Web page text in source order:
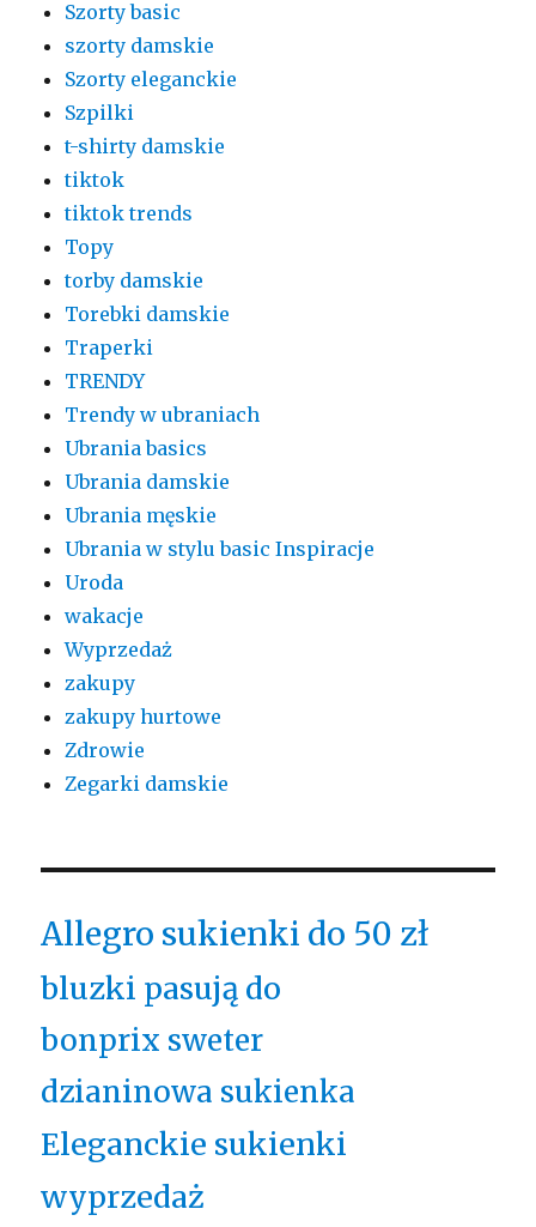
Szorty basic
szorty damskie
Szorty eleganckie
Szpilki
t-shirty damskie
tiktok
tiktok trends
Topy
torby damskie
Torebki damskie
Traperki
TRENDY
Trendy w ubraniach
Ubrania basics
Ubrania damskie
Ubrania męskie
Ubrania w stylu basic Inspiracje
Uroda
wakacje
Wyprzedaż
zakupy
zakupy hurtowe
Zdrowie
Zegarki damskie
Allegro sukienki do 50 zł
bluzki pasują do
bonprix sweter
dzianinowa sukienka
Eleganckie sukienki
wyprzedaż